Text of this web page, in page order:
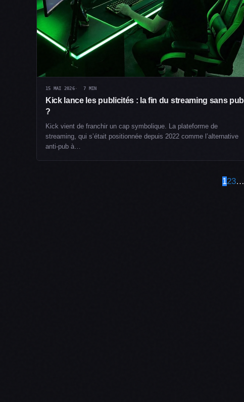
15 MAI 2026 7 MIN
Kick lance les publicités : la fin du streaming sans pub
?
Kick vient de franchir un cap symbolique. La plateforme de
streaming, qui s’était positionnée depuis 2022 comme l’alternative
anti-pub à…
123…